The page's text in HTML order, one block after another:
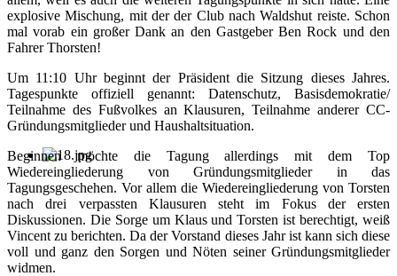
explosive Mischung, mit der der Club nach Waldshut reiste. Schon
mal vorab ein großer Dank an den Gastgeber Ben Rock und den
Fahrer Thorsten!
Um 11:10 Uhr beginnt der Präsident die Sitzung dieses Jahres.
Tagespunkte offiziell genannt: Datenschutz, Basisdemokratie/
Teilnahme des Fußvolkes an Klausuren, Teilnahme anderer CC-
Gründungsmitglieder und Haushaltsituation.
Beginnen möchte die Tagung allerdings mit dem Top
Wiedereingliederung von Gründungsmitglieder in das
Tagungsgeschehen. Vor allem die Wiedereingliederung von Torsten
nach drei verpassten Klausuren steht im Fokus der ersten
Diskussionen. Die Sorge um Klaus und Torsten ist berechtigt, weiß
Vincent zu berichten. Da der Vorstand dieses Jahr ist kann sich diese
voll und ganz den Sorgen und Nöten seiner Gründungsmitglieder
widmen.